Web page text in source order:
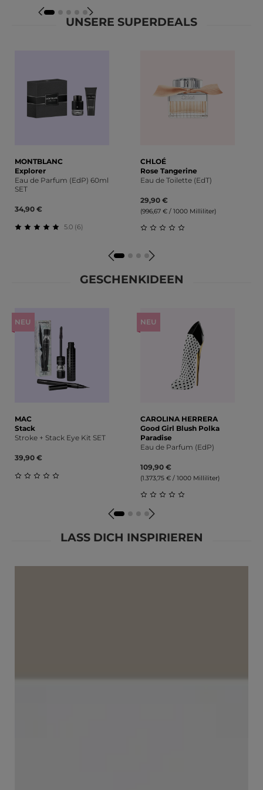
UNSERE SUPERDEALS
MONTBLANC
Explorer
Eau de Parfum (EdP) 60ml
SET
34,90 €
5.0 (6)
CHLOÉ
Rose Tangerine
Eau de Toilette (EdT)
29,90 €
(996,67 € / 1000 Milliliter)
GESCHENKIDEEN
Produktgalerie überspringen
NEU
MAC
Stack
Stroke + Stack Eye Kit SET
39,90 €
Durchschnittliche Bewertung von 0 von 5 Sternen
NEU
CAROLINA HERRERA
Good Girl Blush Polka
Paradise
Eau de Parfum (EdP)
109,90 €
(1.373,75 € / 1000 Milliliter)
Durchschnittliche
LASS DICH INSPIRIEREN